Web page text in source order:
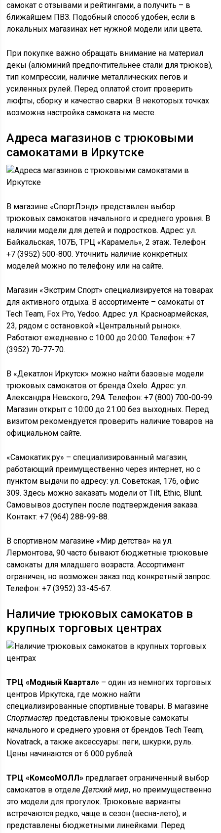
самокат с отзывами и рейтингами, а получить – в
ближайшем ПВЗ. Подобный способ удобен, если в
локальных магазинах нет нужной модели или цвета.
При покупке важно обращать внимание на материал
декы (алюминий предпочтительнее стали для трюков),
тип компрессии, наличие металлических пегов и
усиленных рулей. Перед оплатой стоит проверить
люфты, сборку и качество сварки. В некоторых точках
возможна настройка самоката на месте.
Адреса магазинов с трюковыми
самокатами в Иркутске
В магазине «СпортЛэнд» представлен выбор
трюковых самокатов начального и среднего уровня. В
наличии модели для детей и подростков. Адрес: ул.
Байкальская, 107Б, ТРЦ «Карамель», 2 этаж. Телефон:
+7 (3952) 500-800. Уточнить наличие конкретных
моделей можно по телефону или на сайте.
Магазин «Экстрим Спорт» специализируется на товарах
для активного отдыха. В ассортименте – самокаты от
Tech Team, Fox Pro, Yedoo. Адрес: ул. Красноармейская,
23, рядом с остановкой «Центральный рынок».
Работают ежедневно с 10:00 до 20:00. Телефон: +7
(3952) 70-77-70.
В «Декатлон Иркутск» можно найти базовые модели
трюковых самокатов от бренда Oxelo. Адрес: ул.
Александра Невского, 29А. Телефон: +7 (800) 700-00-99.
Магазин открыт с 10:00 до 21:00 без выходных. Перед
визитом рекомендуется проверить наличие товаров на
официальном сайте.
«Самокатик.ру» – специализированный магазин,
работающий преимущественно через интернет, но с
пунктом выдачи по адресу: ул. Советская, 176, офис
309. Здесь можно заказать модели от Tilt, Ethic, Blunt.
Самовывоз доступен после подтверждения заказа.
Контакт: +7 (964) 288-99-88.
В спортивном магазине «Мир детства» на ул.
Лермонтова, 90 часто бывают бюджетные трюковые
самокаты для младшего возраста. Ассортимент
ограничен, но возможен заказ под конкретный запрос.
Телефон: +7 (3952) 33-45-67.
Наличие трюковых самокатов в
крупных торговых центрах
ТРЦ «Модный Квартал» – один из немногих торговых
центров Иркутска, где можно найти
специализированные спортивные товары. В магазине
Спортмастер представлены трюковые самокаты
начального и среднего уровня от брендов Tech Team,
Novatrack, а также аксессуары: пеги, шкурки, руль.
Цены начинаются от 6 000 рублей.
ТРЦ «КомсоМОЛЛ» предлагает ограниченный выбор
самокатов в отделеДетский мир, но преимущественно
это модели для прогулок. Трюковые варианты
встречаются редко, чаще в сезон (весна-лето), и
представлены бюджетными линейками. Перед